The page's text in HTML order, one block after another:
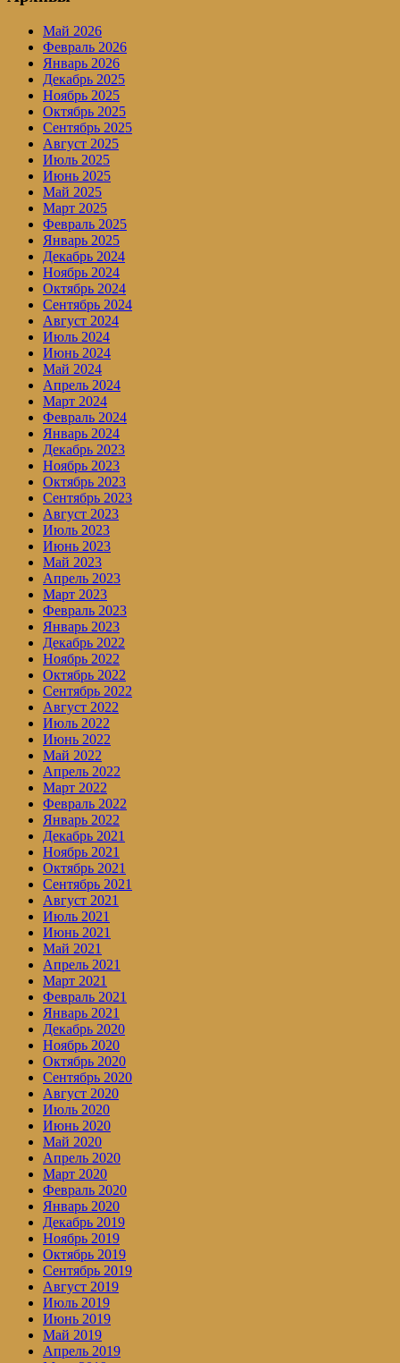
Май 2026
Февраль 2026
Январь 2026
Декабрь 2025
Ноябрь 2025
Октябрь 2025
Сентябрь 2025
Август 2025
Июль 2025
Июнь 2025
Май 2025
Март 2025
Февраль 2025
Январь 2025
Декабрь 2024
Ноябрь 2024
Октябрь 2024
Сентябрь 2024
Август 2024
Июль 2024
Июнь 2024
Май 2024
Апрель 2024
Март 2024
Февраль 2024
Январь 2024
Декабрь 2023
Ноябрь 2023
Октябрь 2023
Сентябрь 2023
Август 2023
Июль 2023
Июнь 2023
Май 2023
Апрель 2023
Март 2023
Февраль 2023
Январь 2023
Декабрь 2022
Ноябрь 2022
Октябрь 2022
Сентябрь 2022
Август 2022
Июль 2022
Июнь 2022
Май 2022
Апрель 2022
Март 2022
Февраль 2022
Январь 2022
Декабрь 2021
Ноябрь 2021
Октябрь 2021
Сентябрь 2021
Август 2021
Июль 2021
Июнь 2021
Май 2021
Апрель 2021
Март 2021
Февраль 2021
Январь 2021
Декабрь 2020
Ноябрь 2020
Октябрь 2020
Сентябрь 2020
Август 2020
Июль 2020
Июнь 2020
Май 2020
Апрель 2020
Март 2020
Февраль 2020
Январь 2020
Декабрь 2019
Ноябрь 2019
Октябрь 2019
Сентябрь 2019
Август 2019
Июль 2019
Июнь 2019
Май 2019
Апрель 2019